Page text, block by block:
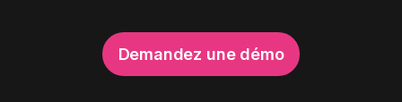
Demandez une démo